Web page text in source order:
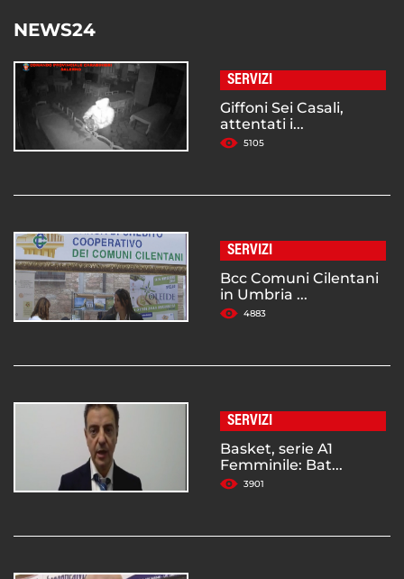
NEWS24
SERVIZI
Giffoni Sei Casali,
attentati i...
5105
SERVIZI
Bcc Comuni Cilentani
in Umbria ...
4883
SERVIZI
Basket, serie A1
Femminile: Bat...
3901